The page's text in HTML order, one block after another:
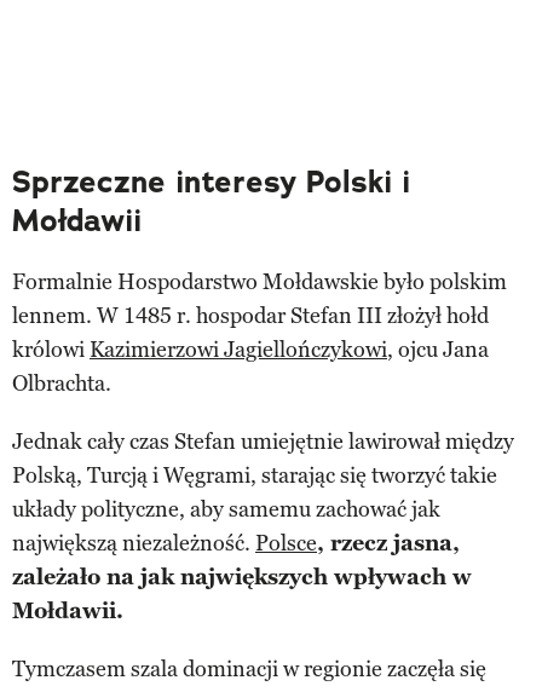
Sprzeczne interesy Polski i
Mołdawii
Formalnie Hospodarstwo Mołdawskie było polskim
lennem. W 1485 r. hospodar Stefan III złożył hołd
królowi Kazimierzowi Jagiellończykowi, ojcu Jana
Olbrachta.
Jednak cały czas Stefan umiejętnie lawirował między
Polską, Turcją i Węgrami, starając się tworzyć takie
układy polityczne, aby samemu zachować jak
największą niezależność. Polsce, rzecz jasna,
zależało na jak największych wpływach w
Mołdawii.
Tymczasem szala dominacji w regionie zaczęła się